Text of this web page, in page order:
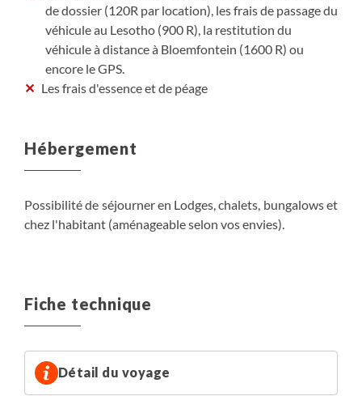
de dossier (120R par location), les frais de passage du
véhicule au Lesotho (900 R), la restitution du
véhicule à distance à Bloemfontein (1600 R) ou
encore le GPS.
Les frais d'essence et de péage
Hébergement
Possibilité de séjourner en Lodges, chalets, bungalows et
chez l'habitant (aménageable selon vos envies).
Fiche technique
Détail du voyage